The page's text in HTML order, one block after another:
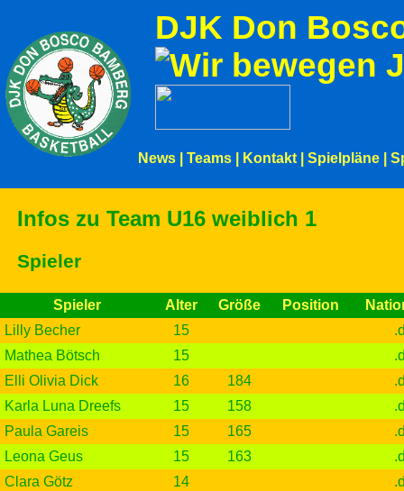
DJK Don
News Teams Kontakt Spielpläne
Infos zu Team U16 weiblich 1
Spieler
Spieler Alter Größe Position
Lilly Becher
15
Mathea Bötsch
15
Elli Olivia Dick
16 184
Karla Luna Dreefs
15 158
Paula Gareis
15 165
Leona Geus
15 163
Clara Götz
14